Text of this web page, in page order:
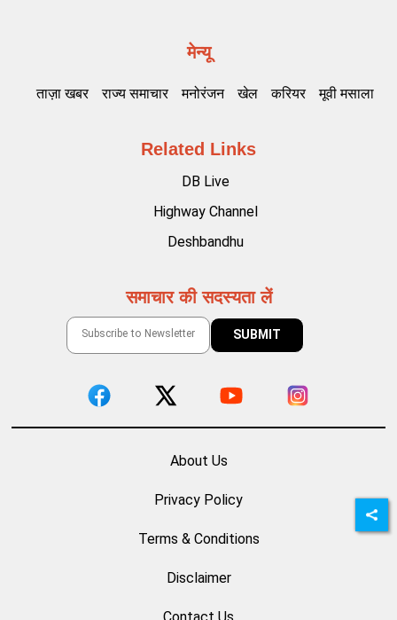
मेन्यू
ताज़ा खबर राज्य समाचार मनोरंजन खेल करियर मूवी मसाला
Related Links
DB Live
Highway Channel
Deshbandhu
समाचार की सदस्यता लें
About Us
Privacy Policy
Terms & Conditions
Disclaimer
Contact Us